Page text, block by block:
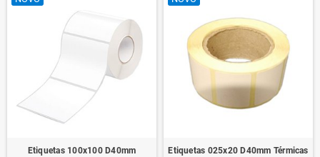
Etiquetas 100x100 D40mm
Etiquetas 025x20 D40mm Térmicas